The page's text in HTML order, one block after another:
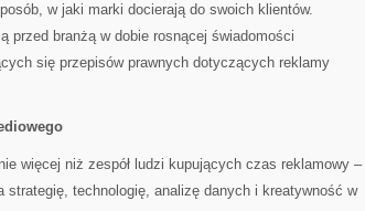
w jaki marki docierają do swoich klientów.
przed branżą w dobie rosnącej świadomości
się przepisów prawnych dotyczących reklamy
więcej niż zespół ludzi kupujących czas reklamowy –
strategię, technologię, analizę danych i kreatywność w